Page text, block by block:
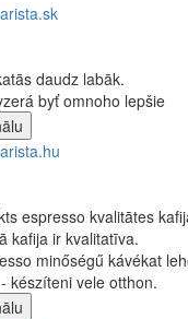
daudz labāk.
byť omnoho lepšie
espresso kvalitātes
kafija ir kvalitatīva.
minőségű kávékat
készíteni vele otthon.